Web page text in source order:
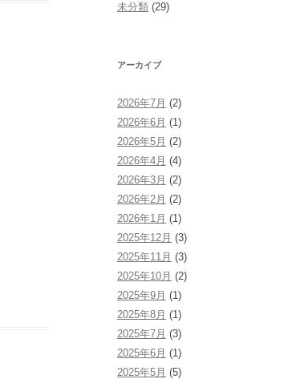
未分類 (29)
アーカイブ
2026年7月 (2)
2026年6月 (1)
2026年5月 (2)
2026年4月 (4)
2026年3月 (2)
2026年2月 (2)
2026年1月 (1)
2025年12月 (3)
2025年11月 (3)
2025年10月 (2)
2025年9月 (1)
2025年8月 (1)
2025年7月 (3)
2025年6月 (1)
2025年5月 (5)